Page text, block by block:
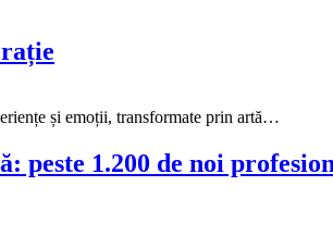
și emoții, transformate prin artă…
peste 1.200 de noi